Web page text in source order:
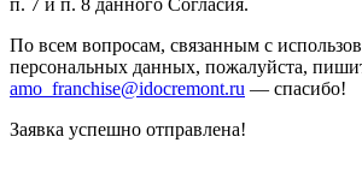
По всем вопросам, связанным с
персональных данных, пожалуйста,
amo_franchise@idocremont.ru — спасибо!
Заявка успешно отправлена!